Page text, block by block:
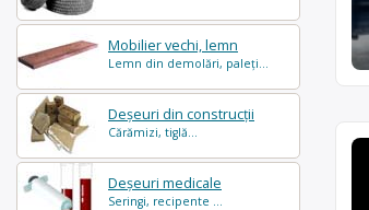
Mobilier vechi, lemn
Lemn din demolări, paleți...
Deșeuri din construcții
Cărămizi, tiglă...
Deșeuri medicale
Seringi, recipente ...